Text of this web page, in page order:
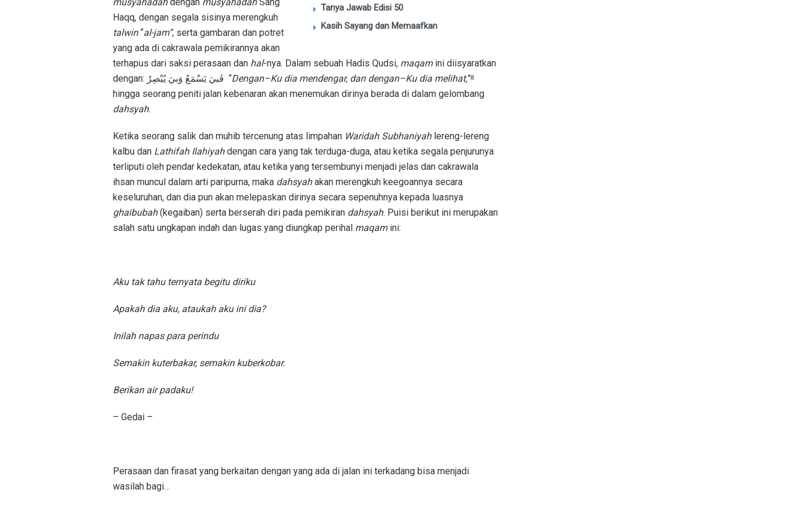
Tanya Jawab Edisi 50
Kasih Sayang dan Memaafkan
musyahadahdengan musyahadahSang
Haqq, dengan segala sisinya merengkuh
talwin“al-jam”, serta gambaran dan potret
yang ada di cakrawala pemikirannya akan
terhapus dari saksi perasaan dan hal-nya. Dalam sebuah Hadis Qudsi, maqamini diisyaratkan
dengan: فَبيَ يَسْمَعُ وَبيَ يُبْصِرُ “Dengan–Ku dia mendengar, dan dengan–Ku dia melihat,”8
hingga seorang peniti jalan kebenaran akan menemukan dirinya berada di dalam gelombang
dahsyah.
Ketika seorang salik dan muhib tercenung atas limpahan Waridah Subhaniyahlereng-lereng
kalbu dan Lathifah Ilahiyahdengan cara yang tak terduga-duga, atau ketika segala penjurunya
terliputi oleh pendar kedekatan, atau ketika yang tersembunyi menjadi jelas dan cakrawala
ihsan muncul dalam arti paripurna, maka dahsyahakan merengkuh keegoannya secara
keseluruhan, dan dia pun akan melepaskan dirinya secara sepenuhnya kepada luasnya
ghaibubah(kegaiban) serta berserah diri pada pemikiran dahsyah. Puisi berikut ini merupakan
salah satu ungkapan indah dan lugas yang diungkap perihal maqamini:
Aku tak tahu ternyata begitu diriku
Apakah dia aku, ataukah aku ini dia?
Inilah napas para perindu
Semakin kuterbakar, semakin kuberkobar.
Berikan air padaku!
– Gedai –
Perasaan dan firasat yang berkaitan dengan yang ada di jalan ini terkadang bisa menjadi
wasilah bagi…